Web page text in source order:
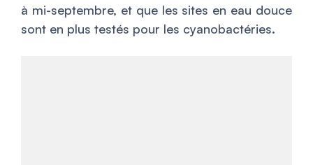
à mi-septembre, et que les sites en eau douce
sont en plus testés pour les cyanobactéries.